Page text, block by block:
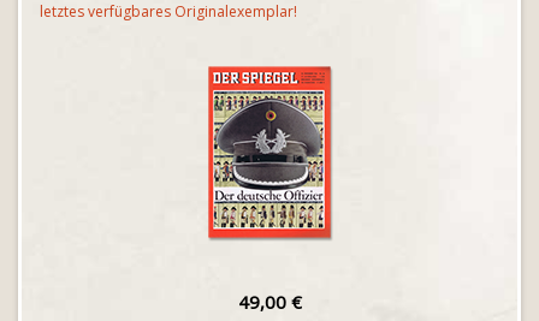
letztes verfügbares Originalexemplar!
49,00 €